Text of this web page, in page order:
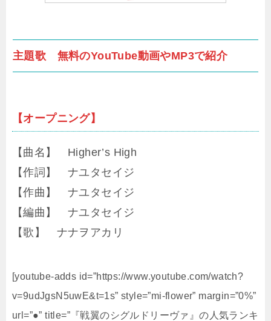
主題歌 無料のYouTube動画やMP3で紹介
【オープニング】
【曲名】 Higher’s High
【作詞】 ナユタセイジ
【作曲】 ナユタセイジ
【編曲】 ナユタセイジ
【歌】 ナナヲアカリ
[youtube-adds id=”https://www.youtube.com/watch?
v=9udJgsN5uwE&t=1s” style=”mi-flower” margin=”0%”
url=”●” title=”『戦翼のシグルドリーヴァ』の人気ランキ